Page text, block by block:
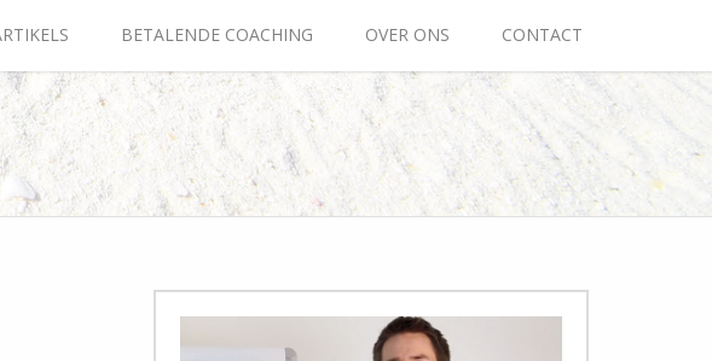
ARTIKELS BETALENDE COACHING OVER ONS CONTACT